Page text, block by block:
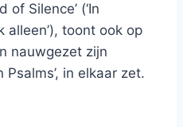
of Silence’ (‘In
alleen’), toont ook op
nauwgezet zijn
Psalms’, in elkaar zet.